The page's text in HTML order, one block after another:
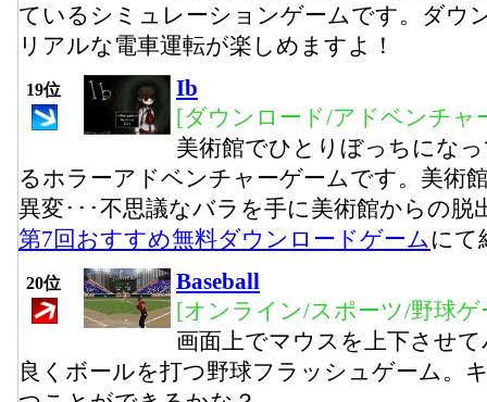
ているシミュレーションゲームです。ダウ
リアルな電車運転が楽しめますよ！
19位
Ib
[ダウンロード/アドベンチャ
美術館でひとりぼっちにな
るホラーアドベンチャーゲームです。美術
異変･･･不思議なバラを手に美術館からの脱
第7回おすすめ無料ダウンロードゲームにて
20位
Baseball
[オンライン/スポーツ/野球ゲ
画面上でマウスを上下させ
良くボールを打つ野球フラッシュゲーム。